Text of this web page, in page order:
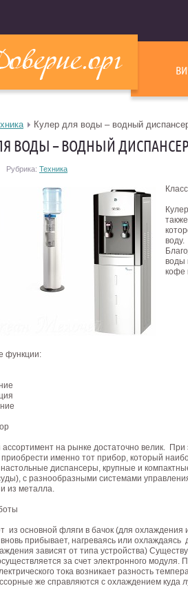
Кулер для воды – водный
ВОДЫ – ВОДНЫЙ ДИСПАНСЕР
Рубрика: Техника
воды
кофе
функции:
на рынке достаточно велик.
именно тот прибор, который
диспансеры, крупные и
с разнообразными системами
и из металла.
из основной фляги в бачок (для
прибывает, нагреваясь или
зависят от типа устройства)
за счет электронного
тока возникает разность
же справляются с охлаждением куда